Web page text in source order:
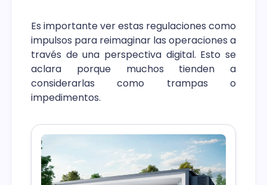
Es importante ver estas regulaciones como
impulsos para reimaginar las operaciones a
través de una perspectiva digital. Esto se
aclara porque muchos tienden a
considerarlas como trampas o
impedimentos.